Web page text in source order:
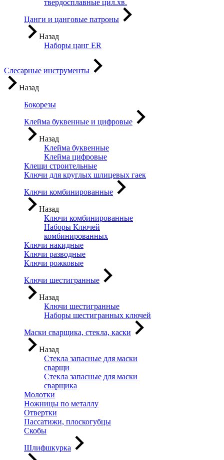
твердосплавные цил.хв.
Цанги и цанговые патроны
Назад
Наборы цанг ER
Слесарные инструменты
Назад
Бокорезы
Клейма буквенные и цифровые
Назад
Клейма буквенные
Клейма цифровые
Клещи строительные
Ключи для круглых шлицевых гаек
Ключи комбинированные
Назад
Ключи комбинированные
Наборы Ключей
комбинированных
Ключи накидные
Ключи разводные
Ключи рожковые
Ключи шестигранные
Назад
Ключи шестигранные
Наборы шестигранных ключей
Маски сварщика, стекла, каски
Назад
Стекла запасные для маски
сварщи
Стекла запасные для маски
сварщика
Молотки
Ножницы по металлу
Отвертки
Пассатижи, плоскогубцы
Скобы
Шлифшкурка